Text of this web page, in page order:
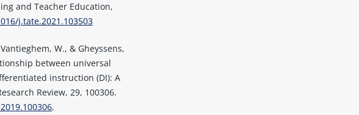
and Teacher Education,
j.tate.2021.103503
W., & Gheyssens,
between universal
instruction (DI): A
Review, 29, 100306.
,